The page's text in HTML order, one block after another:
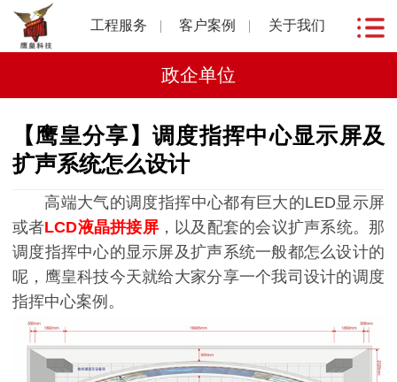
工程服务 客户案例 关于我们
政企单位
【鹰皇分享】调度指挥中心显示屏及
扩声系统怎么设计
高端大气的调度指挥中心都有巨大的LED显示屏
或者LCD液晶拼接屏，以及配套的会议扩声系统。那
调度指挥中心的显示屏及扩声系统一般都怎么设计的
呢，鹰皇科技今天就给大家分享一个我司设计的调度
指挥中心案例。